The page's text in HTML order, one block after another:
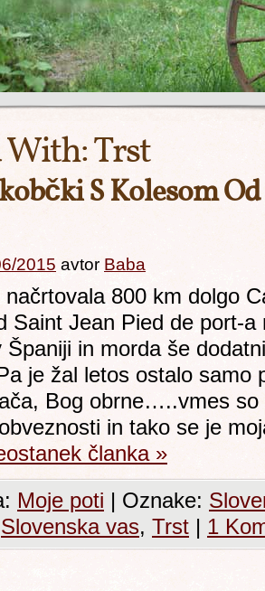
With:Trst
S Kolesom
2015 avtor Baba
načrtovala 800 km dolgo
Saint Jean Pied de port-a
Španiji in morda še
je žal letos ostalo
Bog obrne…..vmes so
in tako se je
članka »
Moje poti | Oznake:
Slovenska vas, Trst | 1